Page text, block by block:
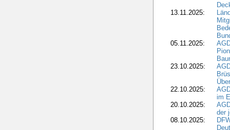
13.11.2025:
05.11.2025:
23.10.2025:
22.10.2025:
im
20.10.2025:
der
08.10.2025: